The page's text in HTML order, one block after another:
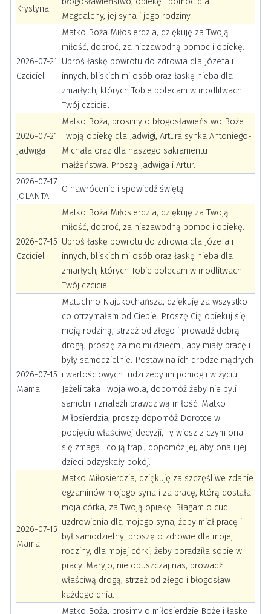
Krystyna
Magdaleny, jej syna i jego rodziny.
2026-07-21
Czciciel
Matko Boża Miłosierdzia, dziękuję za Twoją
miłość, dobroć, za niezawodną pomoc i opiekę.
Uproś łaskę powrotu do zdrowia dla Józefa i
innych, bliskich mi osób oraz łaskę nieba dla
zmarłych, których Tobie polecam w modlitwach.
Twój czciciel
2026-07-21
Jadwiga
Matko Boża, prosimy o błogosławieństwo Boże
Twoją opiekę dla Jadwigi, Artura synka Antoniego-
Michała oraz dla naszego sakramentu
małżeństwa. Proszą Jadwiga i Artur.
2026-07-17
JOLANTA
O nawrócenie i spowiedź świętą
2026-07-15
Czciciel
Matko Boża Miłosierdzia, dziękuję za Twoją
miłość, dobroć, za niezawodną pomoc i opiekę.
Uproś łaskę powrotu do zdrowia dla Józefa i
innych, bliskich mi osób oraz łaskę nieba dla
zmarłych, których Tobie polecam w modlitwach.
Twój czciciel
2026-07-15
Mama
Matuchno Najukochańsza, dziękuję za wszystko
co otrzymałam od Ciebie. Proszę Cię opiekuj się
moją rodziną, strzeż od złego i prowadź dobrą
drogą, proszę za moimi dziećmi, aby miały pracę i
były samodzielnie. Postaw na ich drodze mądrych
i wartościowych ludzi żeby im pomogli w życiu.
Jeżeli taka Twoja wola, dopomóż żeby nie byli
samotni i znaleźli prawdziwą miłość. Matko
Miłosierdzia, proszę dopomóż Dorotce w
podjęciu właściwej decyzji, Ty wiesz z czym ona
się zmaga i co ją trapi, dopomóż jej, aby ona i jej
dzieci odzyskały pokój.
2026-07-15
Mama
Matko Miłosierdzia, dziękuję za szczęśliwe zdanie
egzaminów mojego syna i za pracę, którą dostała
moja córka, za Twoją opiekę. Błagam o cud
uzdrowienia dla mojego syna, żeby miał pracę i
był samodzielny; proszę o zdrowie dla mojej
rodziny, dla mojej córki, żeby poradziła sobie w
pracy. Maryjo, nie opuszczaj nas, prowadź
właściwą drogą, strzeż od złego i błogosław
każdego dnia.
Matko Boża, prosimy o miłosierdzie Boże i łaskę